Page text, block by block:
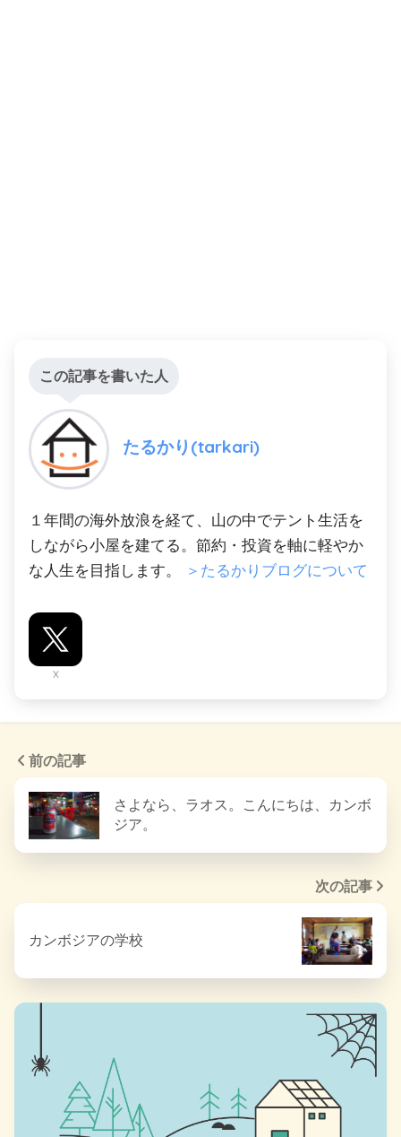
この記事を書いた人
たるかり(tarkari)
１年間の海外放浪を経て、山の中でテント生活を
しながら小屋を建てる。節約・投資を軸に軽やか
な人生を目指します。
＞たるかりブログについて
X
前の記事
さよなら、ラオス。こんにちは、カンボ
ジア。
次の記事
カンボジアの学校